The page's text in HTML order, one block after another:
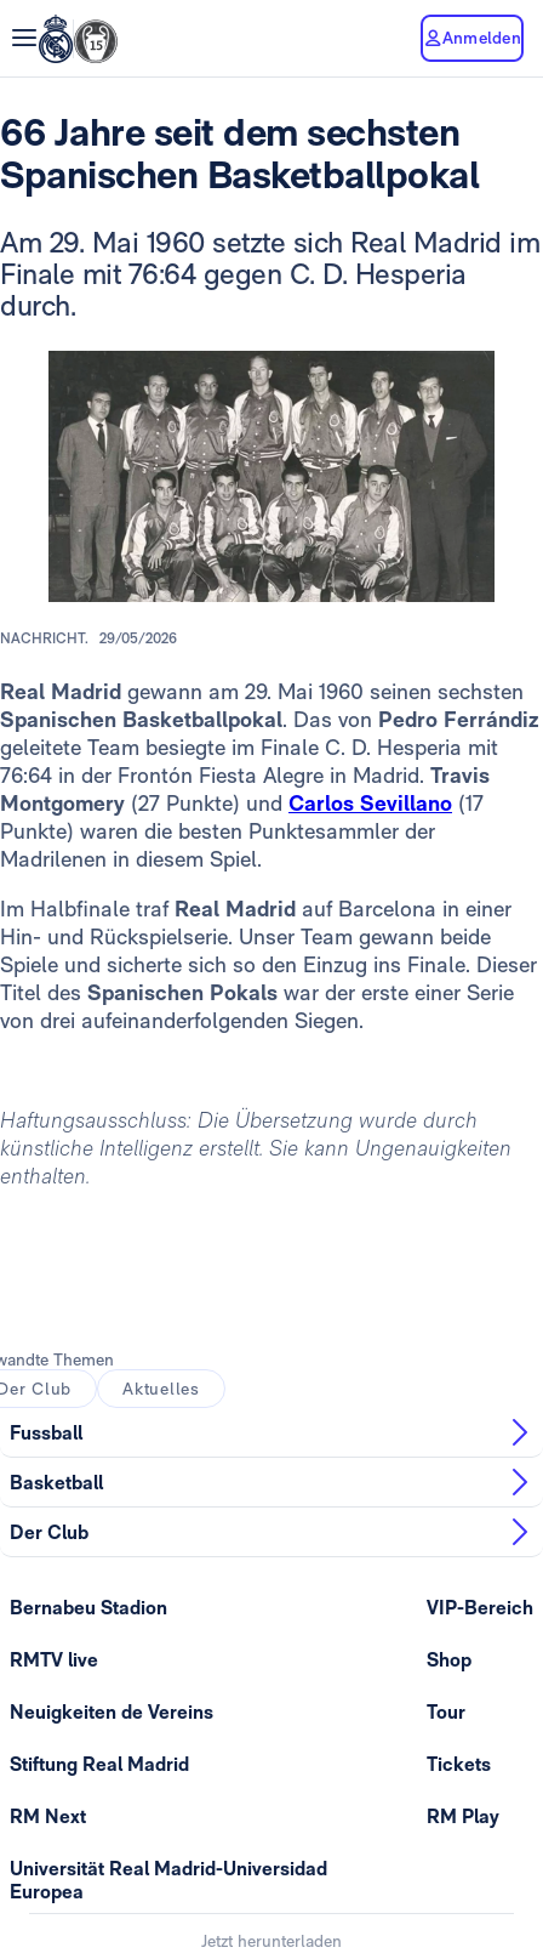
Anmelden
66 Jahre seit dem sechsten
Spanischen Basketballpokal
Am 29. Mai 1960 setzte sich Real Madrid im
Finale mit 76:64 gegen C. D. Hesperia
durch.
NACHRICHT. 29/05/2026
Real Madrid gewann am 29. Mai 1960 seinen sechsten
Spanischen Basketballpokal. Das von Pedro Ferrándiz
geleitete Team besiegte im Finale C. D. Hesperia mit
76:64 in der Frontón Fiesta Alegre in Madrid. Travis
Montgomery (27 Punkte) und Carlos Sevillano (17
Punkte) waren die besten Punktesammler der
Madrilenen in diesem Spiel.
Im Halbfinale traf Real Madrid auf Barcelona in einer
Hin- und Rückspielserie. Unser Team gewann beide
Spiele und sicherte sich so den Einzug ins Finale. Dieser
Titel des Spanischen Pokals war der erste einer Serie
von drei aufeinanderfolgenden Siegen.
Haftungsausschluss: Die Übersetzung wurde durch
künstliche Intelligenz erstellt. Sie kann Ungenauigkeiten
enthalten.
Themen
Club
Aktuelles
Fussball
Basketball
Der Club
Bernabeu Stadion
RMTV live
Neuigkeiten de Vereins
Stiftung Real Madrid
RM Next
Universität Real Madrid-Universidad
Europea
VIP-Bereich
Shop
Tour
Tickets
RM Play
Jetzt herunterladen